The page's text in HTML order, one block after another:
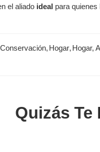
el aliado ideal para
, Hogar, Hogar,
Quizás Te